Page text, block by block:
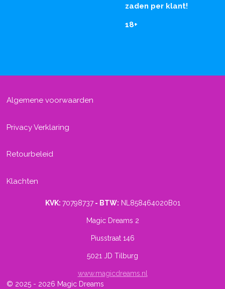
zaden per klant!
18+
Algemene voorwaarden
Privacy Verklaring
Retourbeleid
Klachten
KVK: 70798737- BTW: NL858464020B01
Magic Dreams 2
Piusstraat 146
5021 JD Tilburg
www.magicdreams.nl
© 2025 - 2026 Magic Dreams